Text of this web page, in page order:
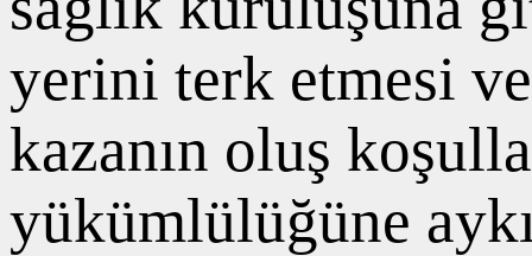
yerini terk etmesi
kazanın oluş
yükümlülüğüne